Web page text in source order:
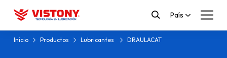
País
Inicio Productos Lubricantes DRAULACAT